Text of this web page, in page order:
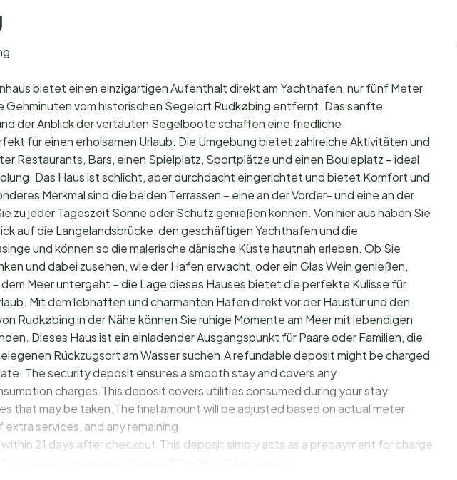
bietet einen einzigartigen Aufenthalt direkt am Yachthafen, nur fünf Meter
Gehminuten vom historischen Segelort Rudkøbing entfernt. Das sanfte
der Anblick der vertäuten Segelboote schaffen eine friedliche
für einen erholsamen Urlaub. Die Umgebung bietet zahlreiche Aktivitäten und
Restaurants, Bars, einen Spielplatz, Sportplätze und einen Bouleplatz – ideal
Das Haus ist schlicht, aber durchdacht eingerichtet und bietet Komfort und
Merkmal sind die beiden Terrassen – eine an der Vorder- und eine an der
zu jeder Tageszeit Sonne oder Schutz genießen können. Von hier aus haben Sie
auf die Langelandsbrücke, den geschäftigen Yachthafen und die
und können so die malerische dänische Küste hautnah erleben. Ob Sie
und dabei zusehen, wie der Hafen erwacht, oder ein Glas Wein genießen,
Meer untergeht – die Lage dieses Hauses bietet die perfekte Kulisse für
Mit dem lebhaften und charmanten Hafen direkt vor der Haustür und den
Rudkøbing in der Nähe können Sie ruhige Momente am Meer mit lebendigen
Dieses Haus ist ein einladender Ausgangspunkt für Paare oder Familien, die
Rückzugsort am Wasser suchen.A refundable deposit might be charged
The security deposit ensures a smooth stay and covers any
charges.This deposit covers utilities consumed during your stay
that may be taken.The final amount will be adjusted based on actual meter
services, and any remaining
21 days after checkout.This deposit simply acts as a prepayment for charges that